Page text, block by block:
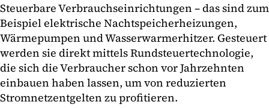
Steuerbare Verbrauchseinrichtungen – das sind zum
Beispiel elektrische Nachtspeicherheizungen,
Wärmepumpen und Wasserwarmerhitzer. Gesteuert
werden sie direkt mittels Rundsteuertechnologie,
die sich die Verbraucher schon vor Jahrzehnten
einbauen haben lassen, um von reduzierten
Stromnetzentgelten zu profitieren.